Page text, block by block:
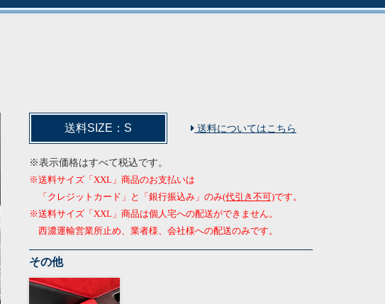
送料SIZE：S 送料についてはこちら
※表示価格はすべて税込です。
※送料サイズ「XXL」商品のお支払いは
「クレジットカード」と「銀行振込み」のみ(代引き不可)です。
※送料サイズ「XXL」商品は個人宅への配送ができません。
西濃運輸営業所止め、業者様、会社様への配送のみです。
その他